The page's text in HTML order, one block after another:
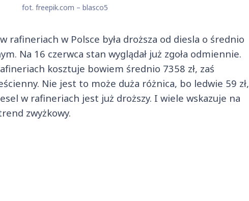
fot. freepik.com – blasco5
rafineriach w Polsce była droższa od diesla o średnio
Na 16 czerwca stan wyglądał już zgoła odmiennie.
kosztuje bowiem średnio 7358 zł, zaś
Nie jest to może duża różnica, bo ledwie 59 zł,
w rafineriach jest już droższy. I wiele wskazuje na
zwyżkowy.